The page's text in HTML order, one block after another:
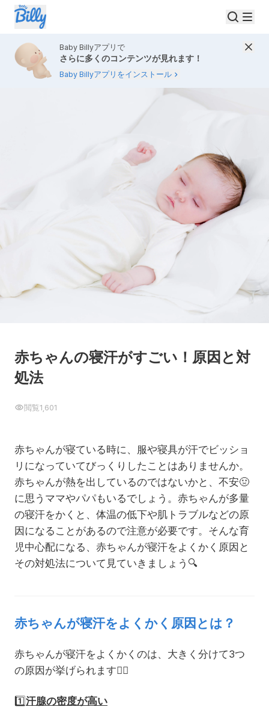
Baby Billyアプリで
さらに多くのコンテンツが見れます！
Baby Billyアプリをインストール
赤ちゃんの寝汗がすごい！原因と対
処法
閲覧1,601
赤ちゃんが寝ている時に、服や寝具が汗でビッショ
リになっていてびっくりしたことはありませんか。
赤ちゃんが熱を出しているのではないかと、不安🤢
に思うママやパパもいるでしょう。赤ちゃんが多量
の寝汗をかくと、体温の低下や肌トラブルなどの原
因になることがあるので注意が必要です。そんな育
児中心配になる、赤ちゃんが寝汗をよくかく原因と
その対処法について見ていきましょう 🔍
赤ちゃんが寝汗をよくかく原因とは？
赤ちゃんが寝汗をよくかくのは、大きく分けて3つ
の原因が挙げられます☝🏻
1️⃣汗腺の密度が高い